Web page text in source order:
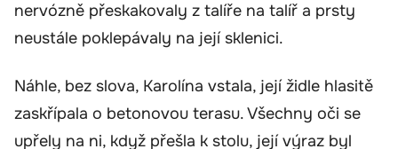
nervózně přeskakovaly z talíře na talíř a prsty
neustále poklepávaly na její sklenici.
Náhle, bez slova, Karolína vstala, její židle hlasitě
zaskřípala o betonovou terasu. Všechny oči se
upřely na ni, když přešla k stolu, její výraz byl